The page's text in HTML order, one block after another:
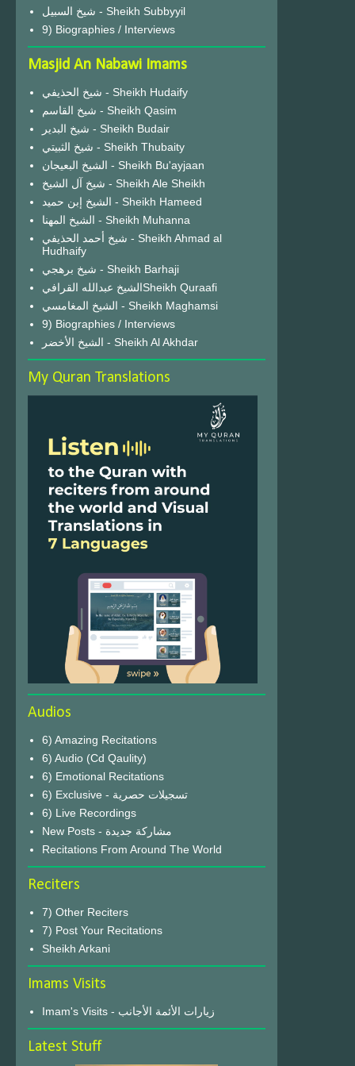
شيخ السبيل - Sheikh Subbyyil
9) Biographies / Interviews
Masjid An Nabawi Imams
شيخ الحذيفي - Sheikh Hudaify
شيخ القاسم - Sheikh Qasim
شيخ البدير - Sheikh Budair
شيخ الثبيتي - Sheikh Thubaity
الشيخ البعيجان - Sheikh Bu'ayjaan
شيخ آل الشيخ - Sheikh Ale Sheikh
الشيخ إبن حميد - Sheikh Hameed
الشيخ المهنا - Sheikh Muhanna
شيخ أحمد الحذيفي - Sheikh Ahmad al
Hudhaify
شيخ برهجي - Sheikh Barhaji
الشيخ عبدالله القرافيSheikh Quraafi
الشيخ المغامسي - Sheikh Maghamsi
9) Biographies / Interviews
الشيخ الأخضر - Sheikh Al Akhdar
My Quran Translations
Audios
6) Amazing Recitations
6) Audio (Cd Qaulity)
6) Emotional Recitations
6) Exclusive - تسجيلات حصرية
6) Live Recordings
New Posts - مشاركة جديدة
Recitations From Around The World
Reciters
7) Other Reciters
7) Post Your Recitations
Sheikh Arkani
Imams Visits
Imam's Visits - زيارات الأئمة الأجانب
Latest Stuff